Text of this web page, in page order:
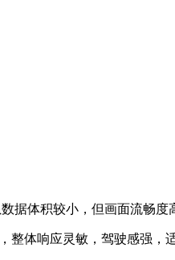
据体积较小，但画面流畅度
体响应灵敏，驾驶感强，